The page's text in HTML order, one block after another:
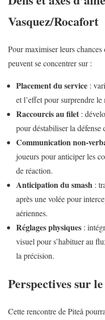
Vasquez/Rocafort
Pour maximiser leurs
peuvent se concentrer sur :
Placement du service :
et l’effet pour surprendre
Raccourcis au filet :
pour déstabiliser la défense
Communication non-
joueurs pour anticiper les
de réaction.
Anticipation du smash :
après une volée pour
aériennes.
Réglages physiques :
visuel pour s’habituer au
la précision.
Perspectives sur
Cette rencontre de Piteå